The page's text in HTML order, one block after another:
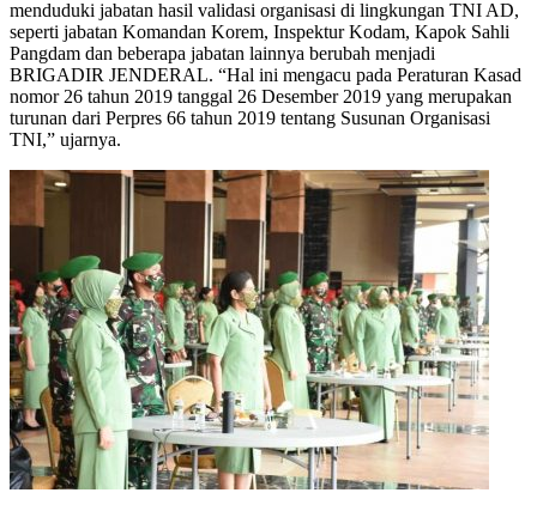
menduduki jabatan hasil validasi organisasi di lingkungan TNI AD,
seperti jabatan Komandan Korem, Inspektur Kodam, Kapok Sahli
Pangdam dan beberapa jabatan lainnya berubah menjadi
BRIGADIR JENDERAL. “Hal ini mengacu pada Peraturan Kasad
nomor 26 tahun 2019 tanggal 26 Desember 2019 yang merupakan
turunan dari Perpres 66 tahun 2019 tentang Susunan Organisasi
TNI,” ujarnya.